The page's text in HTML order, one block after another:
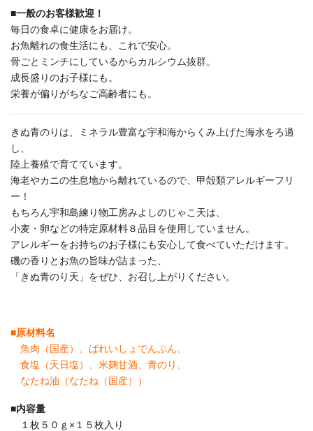
■一般のお客様歓迎！
毎日の食卓に健康をお届け。
お魚離れの食生活にも、これで安心。
骨ごとミンチにしているからカルシウム抜群。
成長盛りのお子様にも。
栄養が偏りがちなご高齢者にも。
きぬ青のりは、ミネラル豊富な宇和海からくみ上げた海水をろ過
し、
陸上養殖で育てています。
海老やカニの生息地から離れているので、甲殻類アレルギーフリ
ー！
もちろん宇和島練り物工房みよしのじゃこ天は、
小麦・卵などの特定原材料８品目を使用していません。
アレルギーをお持ちのお子様にも安心して食べていただけます。
磯の香りとお魚の旨味が詰まった、
「きぬ青のり天」をぜひ、お召し上がりください。
■原材料名
魚肉（国産）、ばれいしょでんぷん、
食塩（天日塩）、米麹甘酒、青のり、
なたね油（なたね（国産））
■内容量
１枚５０ｇ×１５枚入り